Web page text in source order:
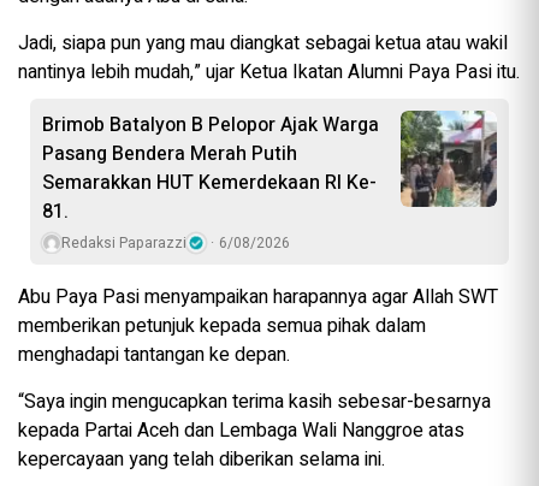
Jadi, siapa pun yang mau diangkat sebagai ketua atau wakil
nantinya lebih mudah,” ujar Ketua Ikatan Alumni Paya Pasi itu.
Brimob Batalyon B Pelopor Ajak Warga
Pasang Bendera Merah Putih
Semarakkan HUT Kemerdekaan RI Ke-
81.
Redaksi Paparazzi 6/08/2026
Abu Paya Pasi menyampaikan harapannya agar Allah SWT
memberikan petunjuk kepada semua pihak dalam
menghadapi tantangan ke depan.
“Saya ingin mengucapkan terima kasih sebesar-besarnya
kepada Partai Aceh dan Lembaga Wali Nanggroe atas
kepercayaan yang telah diberikan selama ini.